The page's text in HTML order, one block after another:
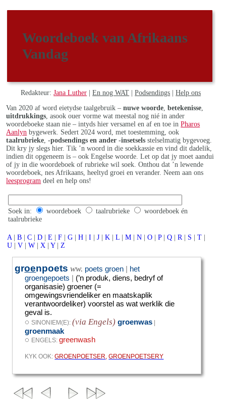
Woordeboek van Afrikaans
Vandag
Redakteur:Jana Luther |En nog WAT |Podsendings |Help ons
Van 2020 af word eietydse taalgebruik –nuwe woorde ,betekenisse
uitdrukkings , asook ouer vorme wat meestal nog nié in ander
woordeboeke staan nie – intyds hier versamel en af en toe inPharos
Aanlyn bygewerk. Sedert 2024 word, met toestemming, ook
taalrubrieke ,-podsendings en ander -insetsels stelselmatig bygevoeg.
Dit kry jy slegs hier. Tik ’n woord in die soekkassie en vind dit dadelik,
indien dit opgeneem is – ook Engelse woorde. Let op dat jy moet aandui
of jy in die woordeboek of rubrieke wil soek. Onthou dat ’n lewende
woordeboek, nes Afrikaans, heeltyd groei en verander. Neem aan ons
leesprogram deel en help ons!
Soek in: woordeboek taalrubrieke
woordeboek én
taalrubrieke
A | B | C | D | E | F | G | H | I | J | K | L | M | N | O | P | Q | R | S | T |
U | V | W | X | Y | Z
groenpoets ww. poets groen | het
groengepoets | (’n produk, diens, bedryf of
organisasie) groener (=
omgewingsvriendeliker en maatskaplik
verantwoordeliker) voorstel as wat werklik die
geval is.
◌SINONIEM(E):(via Engels)groenwas |
groenmaak
◌ ENGELS:greenwash
KYK OOK:GROENPOETSER ,GROENPOETSERY